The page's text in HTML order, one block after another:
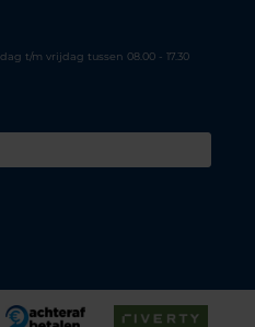
t/m vrijdag tussen 08.00 - 17.30